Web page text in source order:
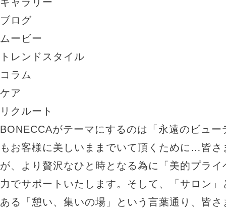
ブログ
ムービー
トレンドスタイル
コラム
ケア
リクルート
BONECCAがテーマにするのは「永遠のビュ
もお客様に美しいままでいて頂くために…皆さ
が、より贅沢なひと時となる為に「美的プラ
力でサポートいたします。そして、「サロン
ある「憩い、集いの場」という言葉通り、皆